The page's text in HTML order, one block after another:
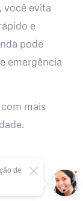
você evita
e
pode
emergência
mais
de